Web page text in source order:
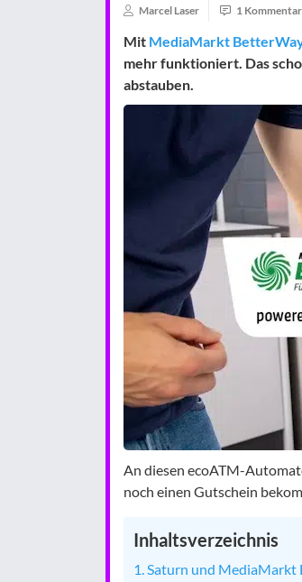
Marcel Laser 1
Mit MediaMarkt
mehr funktioniert. Das
abstauben.
An diesen ecoATM-
noch einen Gutschein
Inhaltsverzeichnis
Saturn und MediaMarkt